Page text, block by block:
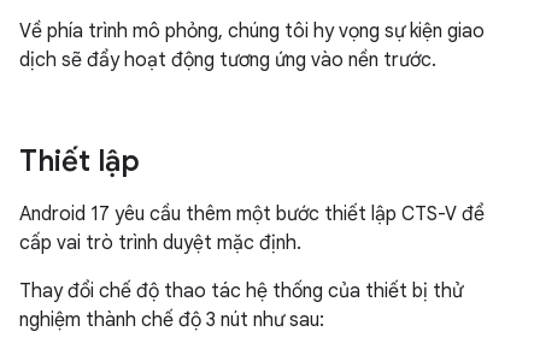
Về phía trình mô phỏng, chúng tôi hy vọng sự kiện giao
dịch sẽ đẩy hoạt động tương ứng vào nền trước.
Thiết lập
Android 17 yêu cầu thêm một bước thiết lập CTS-V để
cấp vai trò trình duyệt mặc định.
Thay đổi chế độ thao tác hệ thống của thiết bị thử
nghiệm thành chế độ 3 nút như sau: